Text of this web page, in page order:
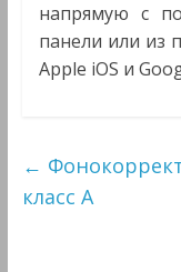
напрямую с
панели или из
Apple iOS и
←
класс А